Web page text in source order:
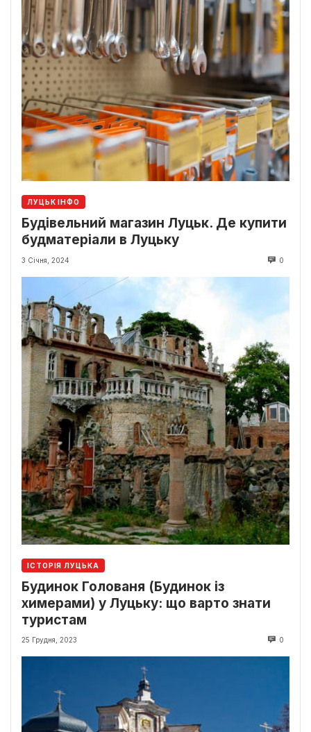
ЛУЦЬК ІНФО
Будівельний магазин Луцьк. Де купити
будматеріали в Луцьку
3 Січня, 2024 0
ІСТОРІЯ ЛУЦЬКА
Будинок Голованя (Будинок із
химерами) у Луцьку: що варто знати
туристам
25 Грудня, 2023 0